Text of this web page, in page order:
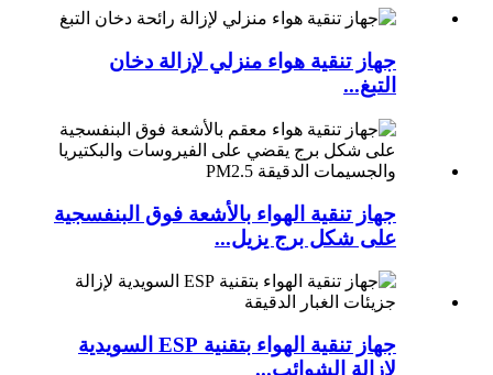
جهاز تنقية هواء منزلي لإزالة دخان
التبغ...
جهاز تنقية الهواء بالأشعة فوق البنفسجية
على شكل برج يزيل...
جهاز تنقية الهواء بتقنية ESP السويدية
لإزالة الشوائب...